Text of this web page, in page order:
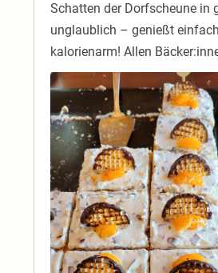
Schatten der Dorfscheune in
unglaublich – genießt
kalorienarm! Allen